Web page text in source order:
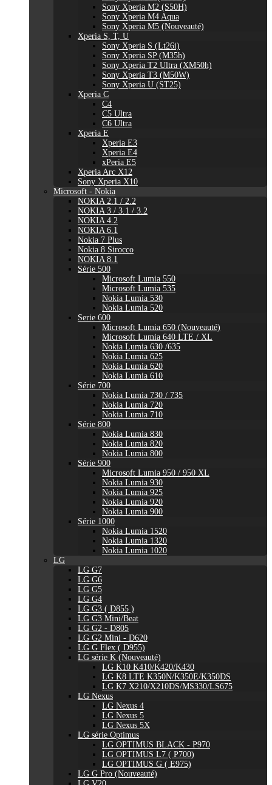
Sony Xperia M2 (S50H)
Sony Xperia M4 Aqua
Sony Xperia M5 (Nouveauté)
Xperia S, T, U
Sony Xperia S (Lt26i)
Sony Xperia SP (M35h)
Sony Xperia T2 Ultra (XM50h)
Sony Xperia T3 (M50W)
Sony Xperia U (ST25)
Xperia C
C4
C5 Ultra
C6 Ultra
Xperia E
Xperia E3
Xperia E4
xPeria E5
Xperia Arc X12
Sony Xperia X10
Microsoft - Nokia
NOKIA 2.1 / 2.2
NOKIA 3 / 3.1 / 3.2
NOKIA 4.2
NOKIA 6.1
Nokia 7 Plus
Nokia 8 Sirocco
NOKIA 8.1
Série 500
Microsoft Lumia 550
Microsoft Lumia 535
Nokia Lumia 530
Nokia Lumia 520
Serie 600
Microsoft Lumia 650 (Nouveauté)
Microsoft Lumia 640 LTE / XL
Nokia Lumia 630 /635
Nokia Lumia 625
Nokia Lumia 620
Nokia Lumia 610
Série 700
Nokia Lumia 730 / 735
Nokia Lumia 720
Nokia Lumia 710
Série 800
Nokia Lumia 830
Nokia Lumia 820
Nokia Lumia 800
Série 900
Microsoft Lumia 950 / 950 XL
Nokia Lumia 930
Nokia Lumia 925
Nokia Lumia 920
Nokia Lumia 900
Série 1000
Nokia Lumia 1520
Nokia Lumia 1320
Nokia Lumia 1020
LG
LG G7
LG G6
LG G5
LG G4
LG G3 ( D855 )
LG G3 Mini/Beat
LG G2 - D805
LG G2 Mini - D620
LG G Flex ( D955)
LG série K (Nouveauté)
LG K10 K410/K420/K430
LG K8 LTE K350N/K350E/K350DS
LG K7 X210/X210DS/MS330/LS675
LG Nexus
LG Nexus 4
LG Nexus 5
LG Nexus 5X
LG série Optimus
LG OPTIMUS BLACK - P970
LG OPTIMUS L7 ( P700)
LG OPTIMUS G ( E975)
LG G Pro (Nouveauté)